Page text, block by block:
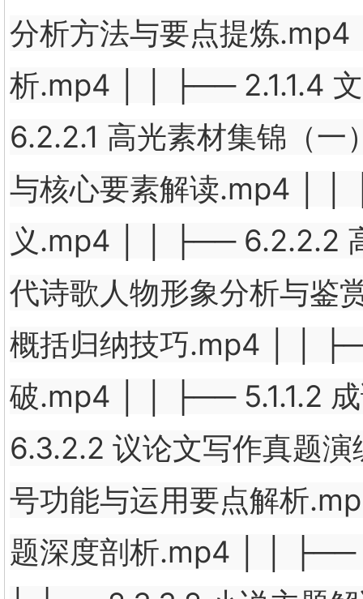
分析方法与要点提炼
析.mp4 │ │ ├── 2.1.1.4
6.2.2.1 高光素材集锦（
与核心要素解读.mp4 │ │
义.mp4 │ │ ├── 6.2.2.2
代诗歌人物形象分析与鉴
概括归纳技巧.mp4 │ │
破.mp4 │ │ ├── 5.1.1.2
6.3.2.2 议论文写作真题
号功能与运用要点解析
题深度剖析.mp4 │ │ ├──